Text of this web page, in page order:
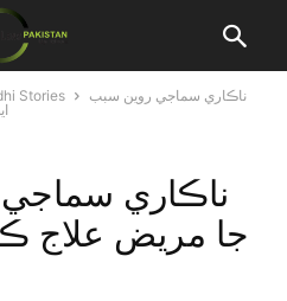
Stories
ناڪاري سماجي روين سبب
ناڪاري سماجي
جا مريض علاج